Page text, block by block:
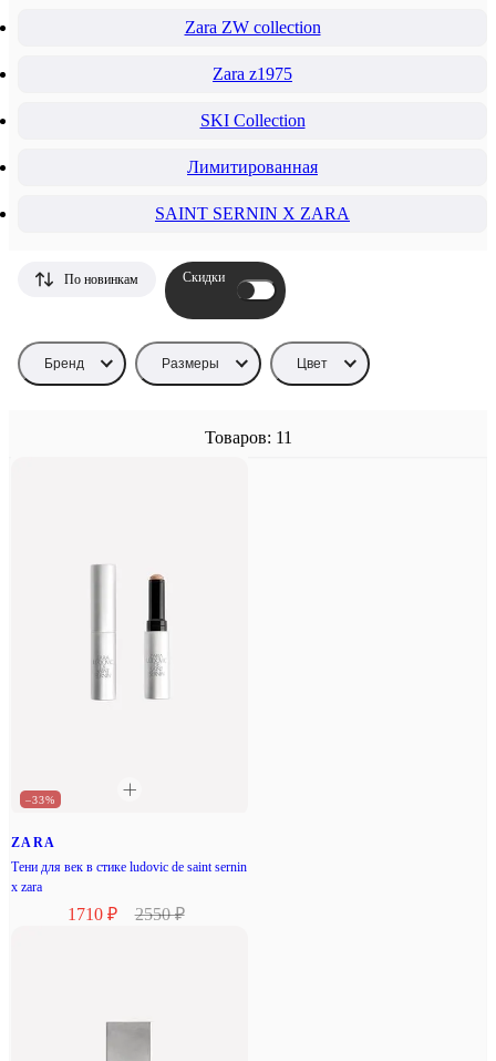
Zara ZW collection
Zara z1975
SKI Collection
Лимитированная
SAINT SERNIN X ZARA
Бренд Размеры Цвет
Товаров: 11
По новинкам Скидки
–33%
ZARA
Тени для век в стике ludovic de saint sernin
x zara
1710 ₽ 2550 ₽